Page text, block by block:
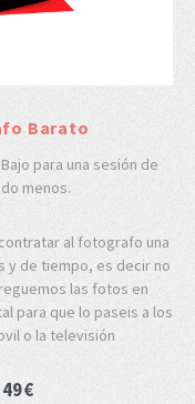
Barato
para una sesión de
menos.
al fotografo una
y de tiempo, es decir no
las fotos en
para que lo paseis a los
o la televisión